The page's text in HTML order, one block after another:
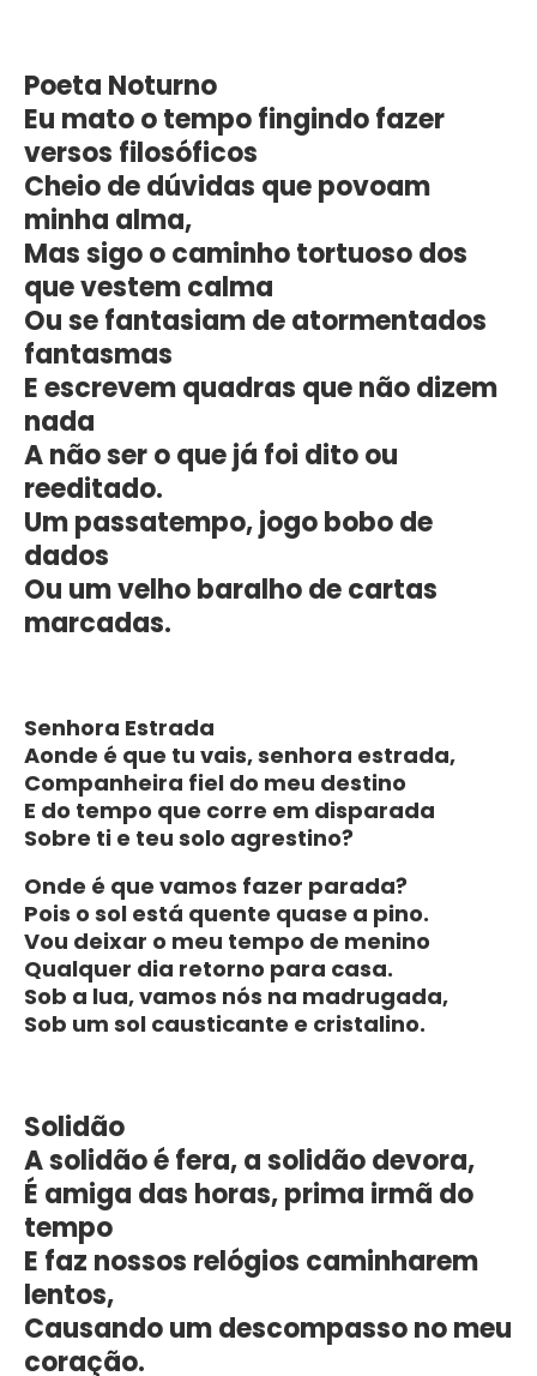
Poeta Noturno
Eu mato o tempo fingindo fazer
versos filosóficos
Cheio de dúvidas que povoam
minha alma,
Mas sigo o caminho tortuoso dos
que vestem calma
Ou se fantasiam de atormentados
fantasmas
E escrevem quadras que não dizem
nada
A não ser o que já foi dito ou
reeditado.
Um passatempo, jogo bobo de
dados
Ou um velho baralho de cartas
marcadas.
Senhora Estrada
Aonde é que tu vais, senhora estrada,
Companheira fiel do meu destino
E do tempo que corre em disparada
Sobre ti e teu solo agrestino?
Onde é que vamos fazer parada?
Pois o sol está quente quase a pino.
Vou deixar o meu tempo de menino
Qualquer dia retorno para casa.
Sob a lua, vamos nós na madrugada,
Sob um sol causticante e cristalino.
Solidão
A solidão é fera, a solidão devora,
É amiga das horas, prima irmã do
tempo
E faz nossos relógios caminharem
lentos,
Causando um descompasso no meu
coração.